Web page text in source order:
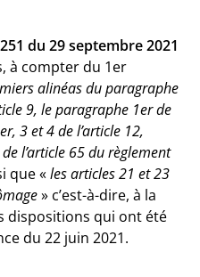
du 29 septembre 2021
à compter du 1er
alinéas du paragraphe
9, le paragraphe 1er de
3 et 4 de l’article 12,
l’article 65 du règlement
que «les articles 21 et 23
» c’est-à-dire, à la
dispositions qui ont été
du 22 juin 2021.